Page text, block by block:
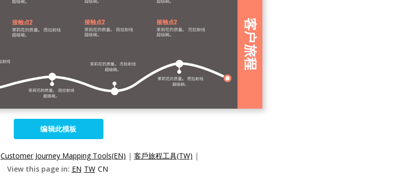
编辑此模板
Customer Journey Mapping Tools(EN) | 客戶旅程工具(TW) |
View this page in: EN TW CN